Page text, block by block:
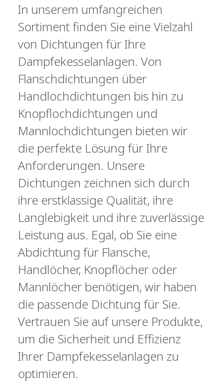
In unserem umfangreichen
Sortiment finden Sie eine Vielzahl
von Dichtungen für Ihre
Dampfekesselanlagen. Von
Flanschdichtungen über
Handlochdichtungen bis hin zu
Knopflochdichtungen und
Mannlochdichtungen bieten wir
die perfekte Lösung für Ihre
Anforderungen. Unsere
Dichtungen zeichnen sich durch
ihre erstklassige Qualität, ihre
Langlebigkeit und ihre zuverlässige
Leistung aus. Egal, ob Sie eine
Abdichtung für Flansche,
Handlöcher, Knopflöcher oder
Mannlöcher benötigen, wir haben
die passende Dichtung für Sie.
Vertrauen Sie auf unsere Produkte,
um die Sicherheit und Effizienz
Ihrer Dampfekesselanlagen zu
optimieren.